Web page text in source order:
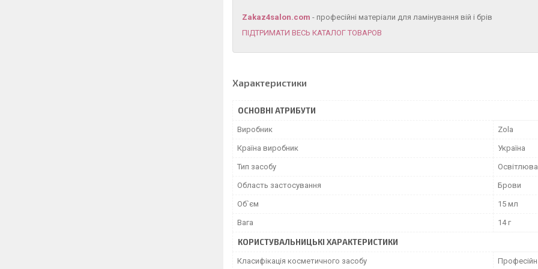
Zakaz4salon.com - професійні матеріали для ламінування вій і брів
ПІДТРИМАТИ ВЕСЬ КАТАЛОГ ТОВАРОВ
Характеристики
ОСНОВНІ АТРИБУТИ
Виробник Zola
Країна виробник Україна
Тип засобу
Область застосування Брови
Об`єм 15 мл
Вага 14 г
КОРИСТУВАЛЬНИЦЬКІ ХАРАКТЕРИСТИКИ
Класифікація косметичного засобу